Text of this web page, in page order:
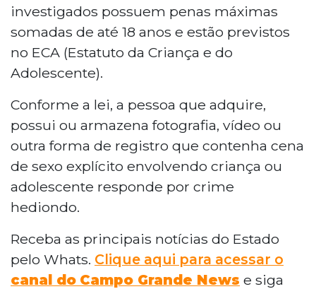
investigados possuem penas máximas
somadas de até 18 anos e estão previstos
no ECA (Estatuto da Criança e do
Adolescente).
Conforme a lei, a pessoa que adquire,
possui ou armazena fotografia, vídeo ou
outra forma de registro que contenha cena
de sexo explícito envolvendo criança ou
adolescente responde por crime
hediondo.
Receba as principais notícias do Estado
pelo Whats. Clique aqui para acessar o
canal do Campo Grande News e siga